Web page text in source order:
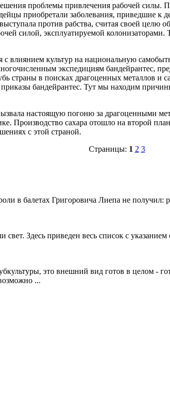
проблемы привлечения рабочей
приобретали заболевания, приведшие
против рабства, считая своей
силой, эксплуатируемой
влиянием культур на национальную
экспедициям бандейрантес,
страны в поисках драгоценных металлов и
бандейрантес. Тут мы находим
настоящую погоню за драгоценными
Производство сахара отошло на второй
с этой страной.
Страницы: 1 2 3
в балетах Григоровича Лиепа не получил:
Здесь приведен весь список с
это внешний вид готов в целом -
...